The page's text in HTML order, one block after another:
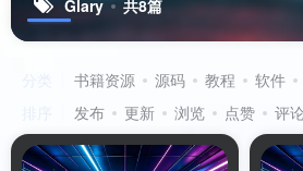
Glary 共8篇
书籍资源 源码 教程 软件
发布 更新 浏览 点赞 评论